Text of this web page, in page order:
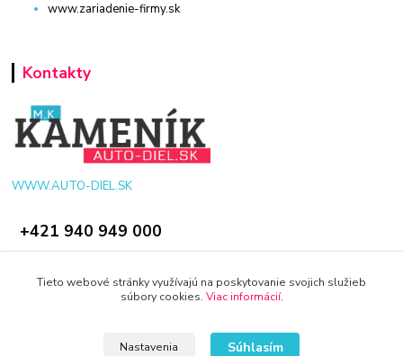
www.zariadenie-firmy.sk
Kontakty
WWW.AUTO-DIEL.SK
+421 940 949 000
Tieto webové stránky využívajú na poskytovanie svojich služieb
súbory cookies. Viac informácií.
Nastavenia Súhlasím